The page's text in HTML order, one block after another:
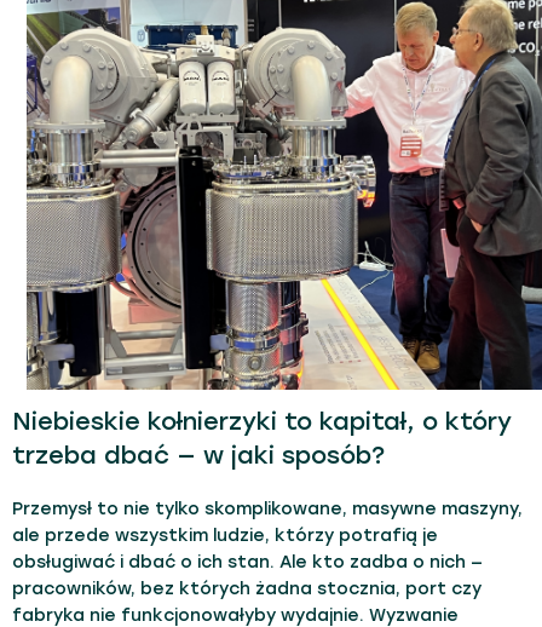
Niebieskie kołnierzyki to kapitał, o który
trzeba dbać — w jaki sposób?
Przemysł to nie tylko skomplikowane, masywne maszyny,
ale przede wszystkim ludzie, którzy potrafią je
obsługiwać i dbać o ich stan. Ale kto zadba o nich —
pracowników, bez których żadna stocznia, port czy
fabryka nie funkcjonowałyby wydajnie. Wyzwanie